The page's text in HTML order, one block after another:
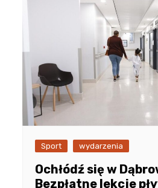
Sport wydarzenia
Ochłódź się w
Bezpłatne lekcje